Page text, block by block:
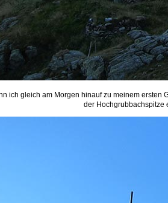
ich gleich am Morgen hinauf zu meinem ersten
der Hochgrubbachspitze